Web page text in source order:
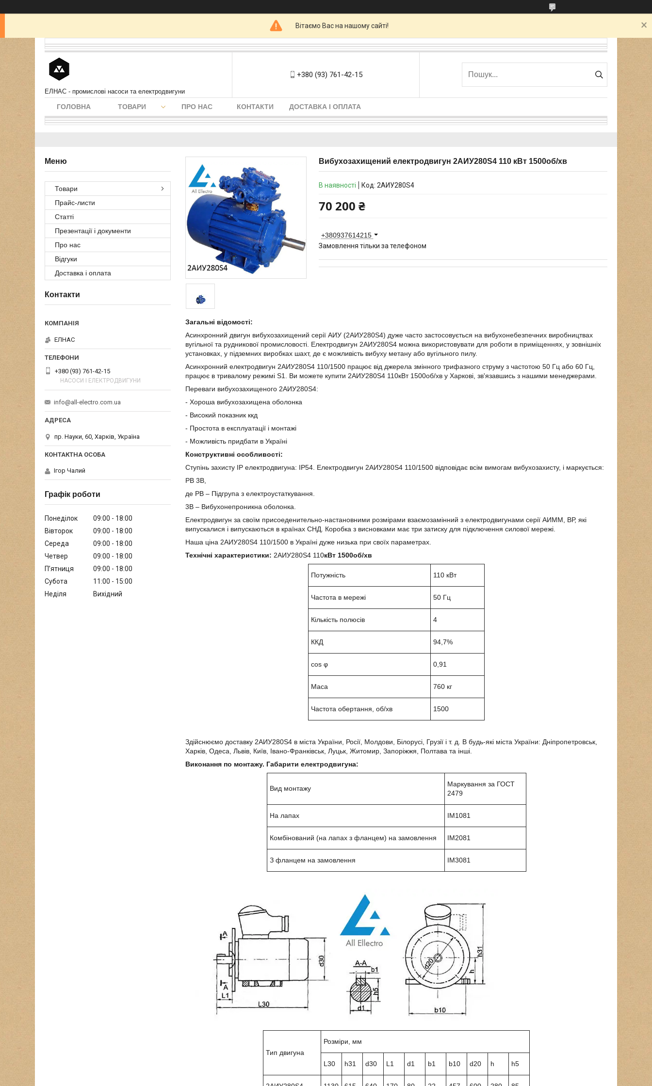
Вітаємо Вас на нашому сайті!
ЕЛНАС - промислові насоси та електродвигуни
+380 (93) 761-42-15
ГОЛОВНА ТОВАРИ ПРО НАС КОНТАКТИ ДОСТАВКА І ОПЛАТА
Вибухозахищений електродвигун 2АИУ280Ѕ4 110 кВт 1500об/хв
В наявності Код: 2АИУ280S4
70 200 ₴
+380937614215
Замовлення тільки за телефоном
Загальні відомості:
Асинхронний двигун вибухозахищений серії АИУ (2АИУ280Ѕ4) дуже часто застосовується на вибухонебезпечних виробництвах
вугільної та рудникової промисловості. Електродвигун 2АИУ280Ѕ4 можна використовувати для роботи в приміщеннях, у зовнішніх
установках, у підземних виробках шахт, де є можливість вибуху метану або вугільного пилу.
Асинхронний електродвигун 2АИУ280Ѕ4 110/1500 працює від джерела змінного трифазного струму з частотою 50 Гц або 60 Гц,
працює в тривалому режимі S1. Ви можете купити 2АИУ280Ѕ4 110кВт 1500об/хв у Харкові, зв'язавшись з нашими менеджерами.
Переваги вибухозахищеного 2АИУ280Ѕ4:
- Хороша вибухозахищена оболонка
- Високий показник ккд
- Простота в експлуатації і монтажі
- Можливість придбати в Україні
Конструктивні особливості:
Ступінь захисту IP електродвигуна: IP54. Електродвигун 2АИУ280Ѕ4 110/1500 відповідає всім вимогам вибухозахисту, і маркується:
РВ 3В,
де РВ – Підгрупа з електроустаткування.
3В – Вибухонепроникна оболонка.
Електродвигун за своїм присоеденительно-настановними розмірами взаємозамінний з електродвигунами серії АИММ, ВР, які
випускалися і випускаються в країнах СНД. Коробка з висновками має три затиску для підключення силової мережі.
Наша ціна 2АИУ280Ѕ4 110/1500 в Україні дуже низька при своїх параметрах.
Технічні характеристики: 2АИУ280Ѕ4 110кВт 1500об/хв
Потужність 110 кВт
Частота в мережі 50 Гц
Кількість полюсів 4
ККД 94,7%
cos φ 0,91
Маса 760 кг
Частота обертання, об/хв 1500
Здійснюємо доставку 2АИУ280Ѕ4 в міста України, Росії, Молдови, Білорусі, Грузії і т. д. В будь-які міста України: Дніпропетровськ,
Харків, Одеса, Львів, Київ, Івано-Франківськ, Луцьк, Житомир, Запоріжжя, Полтава та інші.
Виконання по монтажу. Габарити електродвигуна:
Вид монтажу
Маркування за ГОСТ
2479
На лапах IM1081
Комбінований (на лапах з фланцем) на замовлення IM2081
З фланцем на замовлення IM3081
Тип двигуна
Розміри, мм
L30 h31 d30 L1 d1 b1 b10 d20 h h5
Товари
Прайс-листи
Статті
Презентації і документи
Про нас
Відгуки
Доставка і оплата
Контакти
ЕЛНАС
+380 (93) 761-42-15
НАСОСИ І ЕЛЕКТРОДВИГУНИ
info@all-electro.com.ua
пр. Науки, 60, Харків, Україна
Ігор Чалий
Графік роботи
Понеділок 09:00
18:00
Вівторок
09:00
18:00
Середа
09:00
18:00
Четвер
09:00
18:00
Пʼятниця
09:00
18:00
Субота
11:00
15:00
Неділя
Вихідний